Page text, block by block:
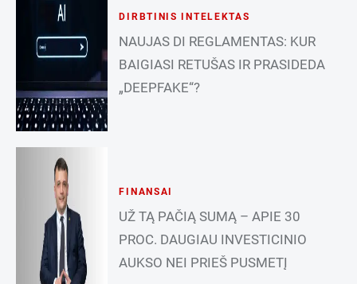
DIRBTINIS INTELEKTAS
NAUJAS DI REGLAMENTAS: KUR
BAIGIASI RETUŠAS IR PRASIDEDA
„DEEPFAKE“?
FINANSAI
UŽ TĄ PAČIĄ SUMĄ – APIE 30
PROC. DAUGIAU INVESTICINIO
AUKSO NEI PRIEŠ PUSMETĮ